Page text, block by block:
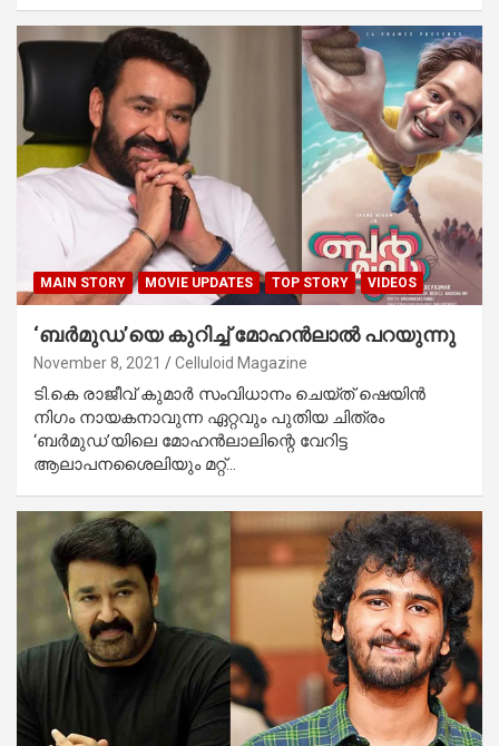
MAIN STORY MOVIE UPDATES TOP STORY VIDEOS
‘ബര്‍മുഡ’യെ കുറിച്ച് മോഹന്‍ലാല്‍ പറയുന്നു
November 8, 2021 Celluloid Magazine
ടി.കെ രാജീവ് കുമാര്‍ സംവിധാനം ചെയ്ത് ഷെയിന്‍
നിഗം നായകനാവുന്ന ഏറ്റവും പുതിയ ചിത്രം
‘ബര്‍മുഡ’യിലെ മോഹന്‍ലാലിന്റെ വേറിട്ട
ആലാപനശൈലിയും മറ്റ്…